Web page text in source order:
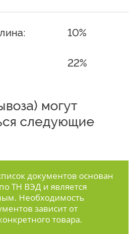
10%
22%
могут
следующие
документов основан
ТН ВЭД и является
Необходимость
зависит от
товара.